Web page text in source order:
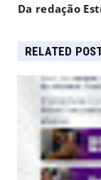
Da redação
RELATED